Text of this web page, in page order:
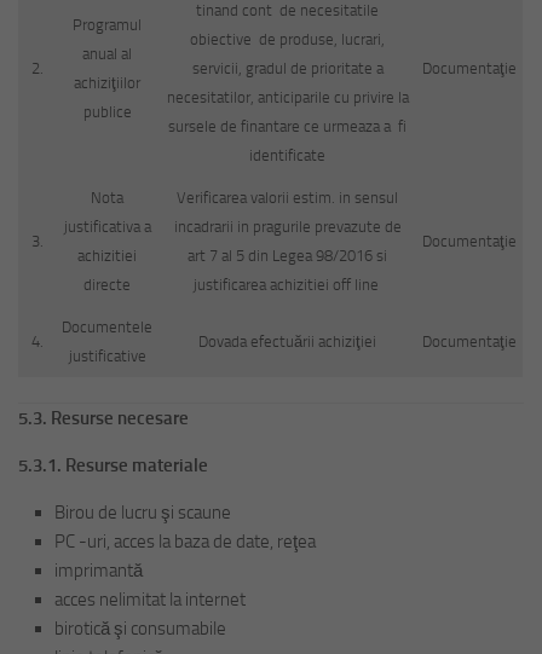
2.
Programul
anual al
achiziţiilor
publice
tinand cont de necesitatile
obiective de produse, lucrari,
servicii, gradul de prioritate a
necesitatilor, anticiparile cu privire la
sursele de finantare ce urmeaza a fi
identificate
Documentaţie
3.
Nota
justificativa a
achizitiei
directe
Verificarea valorii estim. in sensul
incadrarii in pragurile prevazute de
art 7 al 5 din Legea 98/2016 si
justificarea achizitiei off line
Documentaţie
4.
Documentele
justificative
Dovada efectuării achiziţiei Documentaţie
5.3. Resurse necesare
5.3.1. Resurse materiale
Birou de lucru şi scaune
PC -uri, acces la baza de date, reţea
imprimantă
acces nelimitat la internet
birotică şi consumabile